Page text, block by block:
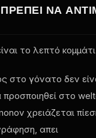
ΝΑ
το λεπτό
στο γόνατο δεν
στο
χρειάζεται
απει